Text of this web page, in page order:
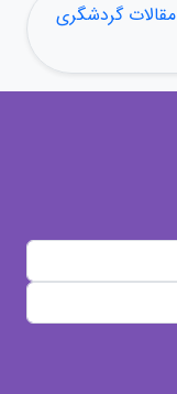
مقالات گردشگری